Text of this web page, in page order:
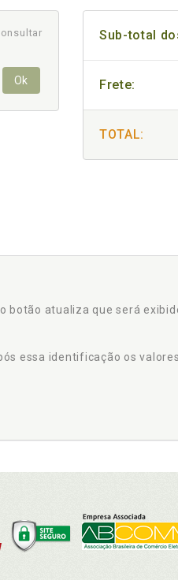
Ok
Sub-total
Frete:
TOTAL:
atualiza que será
essa identificação os